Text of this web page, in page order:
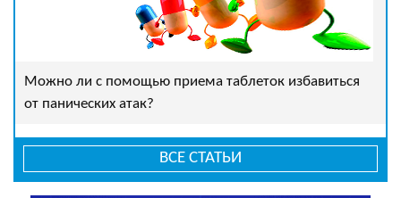
Можно ли с помощью приема таблеток избавиться
от панических атак?
ВСЕ СТАТЬИ